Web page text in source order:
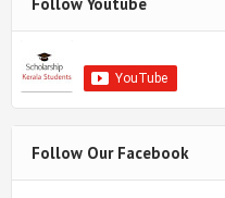
Follow Youtube
Follow Our Facebook